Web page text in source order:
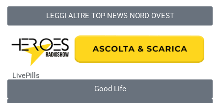
LEGGI ALTRE TOP NEWS NORD OVEST
LivePills
Good Life